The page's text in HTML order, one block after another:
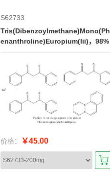
S62733
Tris(Dibenzoylmethane)Mono(Ph
enanthroline)Europium(Iii)，98%
价格： ￥45.00